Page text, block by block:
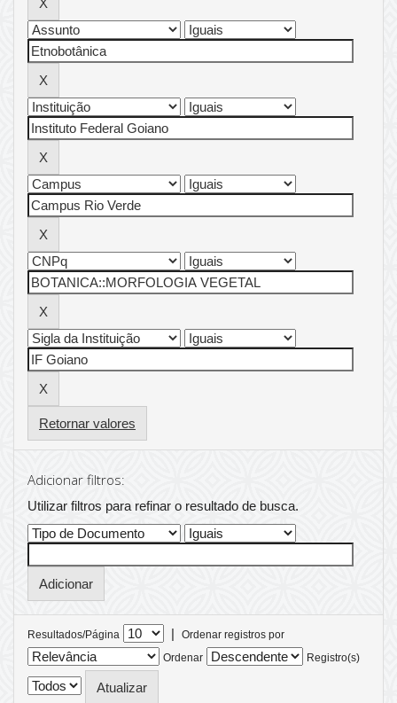
Retornar valores
Adicionar filtros:
Utilizar filtros para refinar o resultado de busca.
Resultados/Página |
Ordenar registros por
Ordenar
Registro(s)